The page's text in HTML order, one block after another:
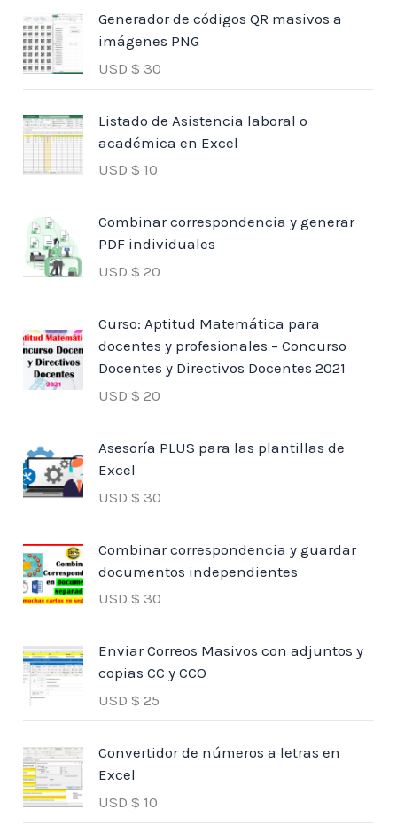
Generador de códigos QR masivos a
imágenes PNG
USD $ 30
Listado de Asistencia laboral o
académica en Excel
USD $ 10
Combinar correspondencia y generar
PDF individuales
USD $ 20
Curso: Aptitud Matemática para
docentes y profesionales – Concurso
Docentes y Directivos Docentes 2021
USD $ 20
Asesoría PLUS para las plantillas de
Excel
USD $ 30
Combinar correspondencia y guardar
documentos independientes
USD $ 30
Enviar Correos Masivos con adjuntos y
copias CC y CCO
USD $ 25
Convertidor de números a letras en
Excel
USD $ 10